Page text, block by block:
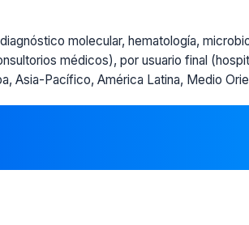
molecular, hematología,
médicos), por usuario final
Asia-Pacífico, América Latina, Medio